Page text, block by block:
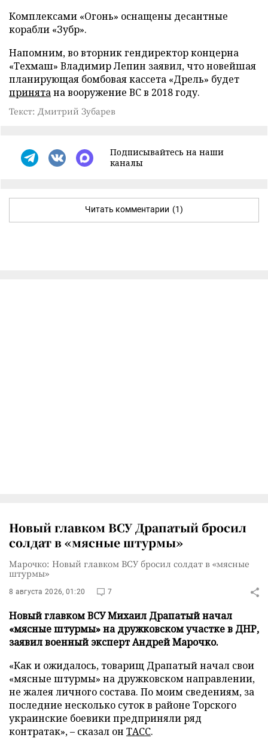
Комплексами «Огонь» оснащены десантные
корабли «Зубр».
Напомним, во вторник гендиректор концерна
«Техмаш» Владимир Лепин заявил, что новейшая
планирующая бомбовая кассета «Дрель» будет
принятана вооружение ВС в 2018 году.
Текст: Дмитрий Зубарев
Подписывайтесь на наши
каналы
Читать комментарии (1)
Новый главком ВСУ Драпатый бросил
солдат в «мясные штурмы»
Марочко: Новый главком ВСУ бросил солдат в «мясные
штурмы»
8 августа 2026, 01:20 7
Новый главком ВСУ Михаил Драпатый начал
«мясные штурмы» на дружковском участке в ДНР,
заявил военный эксперт Андрей Марочко.
«Как и ожидалось, товарищ Драпатый начал свои
«мясные штурмы» на дружковском направлении,
не жалея личного состава. По моим сведениям, за
последние несколько суток в районе Торского
украинские боевики предприняли ряд
контратак», – сказал он ТАСС.